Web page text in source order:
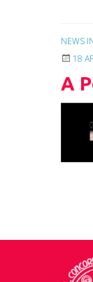
NEWS
18
A